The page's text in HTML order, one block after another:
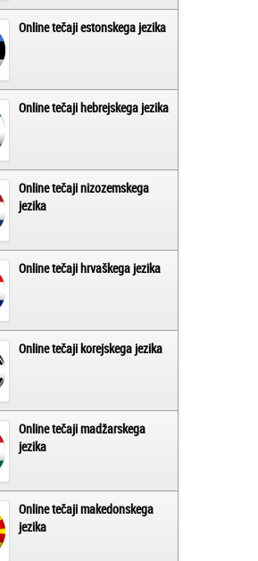
Online tečaji estonskega jezika
Online tečaji hebrejskega jezika
Online tečaji nizozemskega
jezika
Online tečaji hrvaškega jezika
Online tečaji korejskega jezika
Online tečaji madžarskega
jezika
Online tečaji makedonskega
jezika